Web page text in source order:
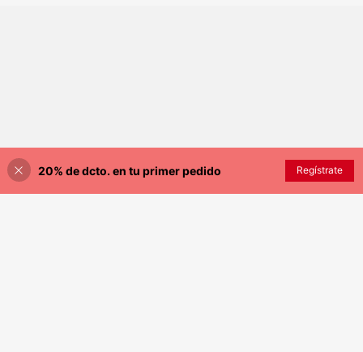
¡15% DE DESCUENTO! AÑADIR A LA BOLSA
20% de dcto. en tu primer pedido Regístrate